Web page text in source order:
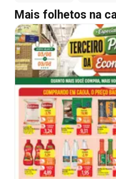
Mais folhetos na